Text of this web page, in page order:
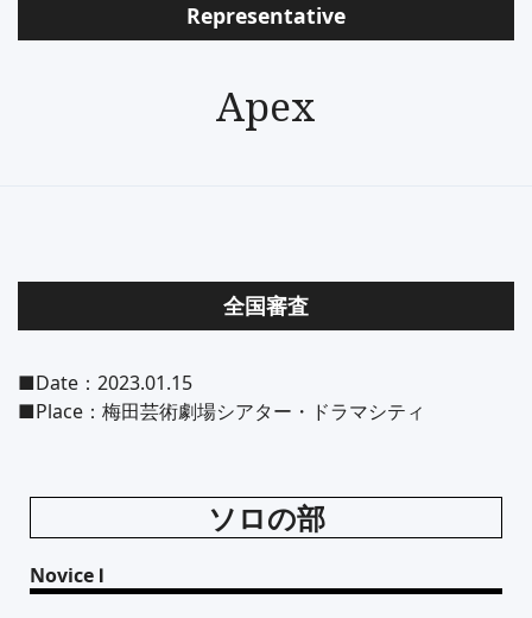
Representative
Apex
全国審査
■Date：2023.01.15
■Place：梅田芸術劇場シアター・ドラマシティ
ソロの部
Novice Ⅰ